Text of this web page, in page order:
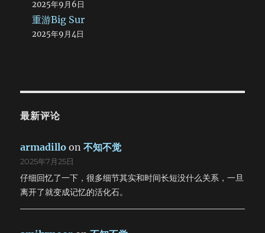
2025年9月6日
重游Big Sur
2025年9月4日
最新评论
armadillo on不知不觉
2025年7月25日
仔细回忆了一下，很多细节其实和时间长短没什么关系，一旦
离开了就变成记忆的活化石。